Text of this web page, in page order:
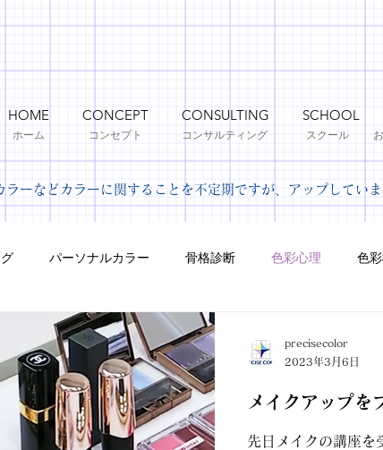
HOME CONCEPT CONSULTING SCHOOL
ホーム コンセプト コンサルティング ​スクール
ーなどカラーに関することを不定期ですが、アップしていま
パーソナルカラー 骨格診断 色彩心理 色
メイクアップを
先日メイクの講座を
precisecolor
2023年3月6日